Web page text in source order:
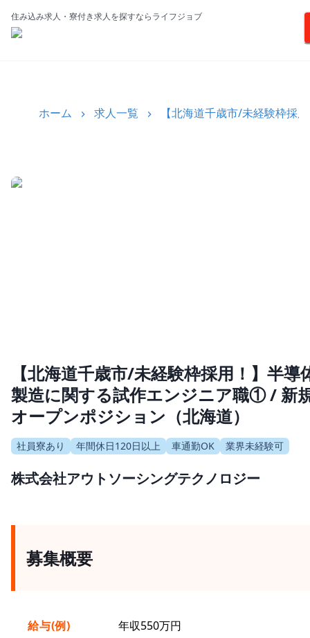
住み込み求人・寮付き求人を探すならライフジョブ
ホーム 求人一覧 【北海道千歳市/未経験枠採
【北海道千歳市/未経験枠採用！】半導
製造に関する試作エンジニア職① / 新
オープンポジション（北海道）
社員寮あり 年間休日120日以上 車通勤OK 業界未経験可
株式会社アウトソーシングテクノロジー
募集概要
給与(例) 年収550万円